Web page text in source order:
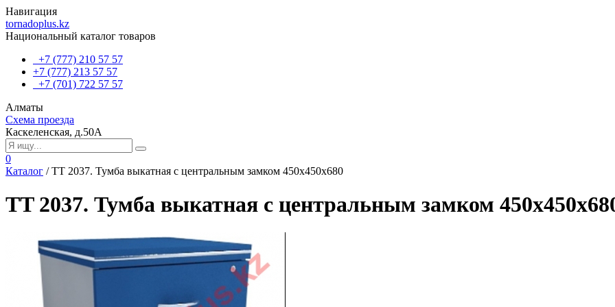
Навигация
tornadoplus.kz
Национальный каталог товаров
+7 (777) 210 57 57
+7 (777) 213 57 57
+7 (701) 722 57 57
Алматы
Схема проезда
Каскеленская, д.50А
0
Каталог /TT 2037. Тумба выкатная с центральным замком 450х450х680
TT 2037. Тумба выкатная с центральным замком